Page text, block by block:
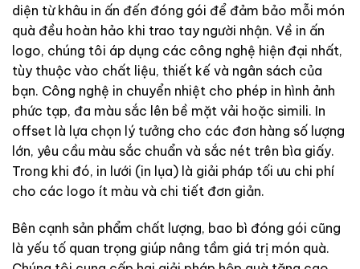
diện từ khâu in ấn đến đóng gói để đảm bảo mỗi món
quà đều hoàn hảo khi trao tay người nhận. Về in ấn
logo, chúng tôi áp dụng các công nghệ hiện đại nhất,
tùy thuộc vào chất liệu, thiết kế và ngân sách của
bạn. Công nghệ in chuyển nhiệt cho phép in hình ảnh
phức tạp, đa màu sắc lên bề mặt vải hoặc simili. In
offset là lựa chọn lý tưởng cho các đơn hàng số lượng
lớn, yêu cầu màu sắc chuẩn và sắc nét trên bìa giấy.
Trong khi đó, in lưới (in lụa) là giải pháp tối ưu chi phí
cho các logo ít màu và chi tiết đơn giản.
Bên cạnh sản phẩm chất lượng, bao bì đóng gói cũng
là yếu tố quan trọng giúp nâng tầm giá trị món quà.